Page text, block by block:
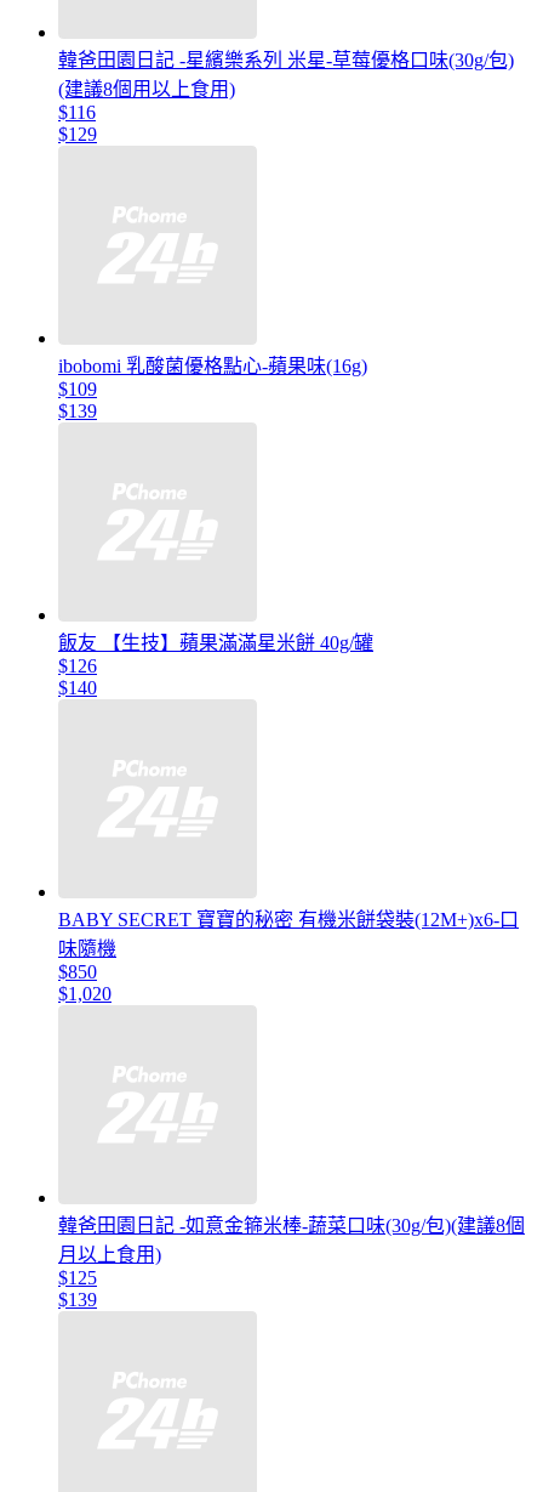
韓爸田園日記 -星繽樂系列 米星-草莓優格口味(30g/包)
(建議8個用以上食用)
$116
$129
ibobomi 乳酸菌優格點心-蘋果味(16g)
$109
$139
飯友 【生技】蘋果滿滿星米餅 40g/罐
$126
$140
BABY SECRET 寶寶的秘密 有機米餅袋裝(12M+)x6-口
味隨機
$850
$1,020
韓爸田園日記 -如意金箍米棒-蔬菜口味(30g/包)(建議8個
月以上食用)
$125
$139